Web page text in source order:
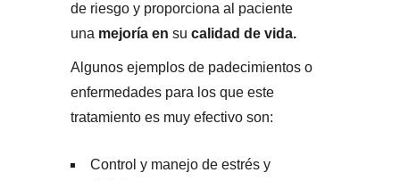
de riesgo y proporciona al paciente
una mejoría en su calidad de vida.
Algunos ejemplos de padecimientos o
enfermedades para los que este
tratamiento es muy efectivo son:
Control y manejo de estrés y